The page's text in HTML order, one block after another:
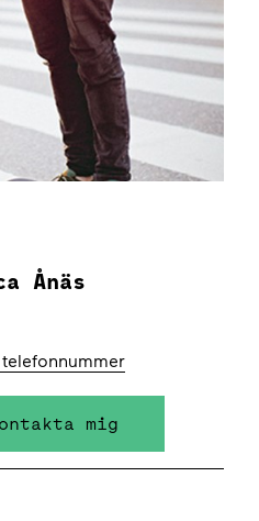
Ånäs
mig